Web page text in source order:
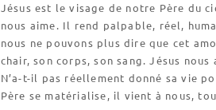
Jésus est le visage de notre Père du
nous aime. Il rend palpable, réel,
nous ne pouvons plus dire que cet
chair, son corps, son sang. Jésus
N’a-t-il pas réellement donné sa vie
Père se matérialise, il vient à nous,